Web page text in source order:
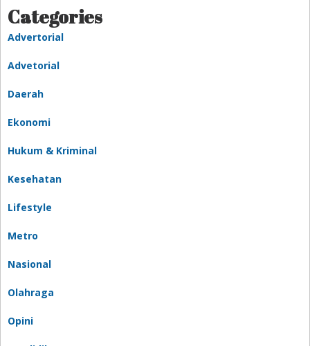
Categories
Advertorial
Advetorial
Daerah
Ekonomi
Hukum & Kriminal
Kesehatan
Lifestyle
Metro
Nasional
Olahraga
Opini